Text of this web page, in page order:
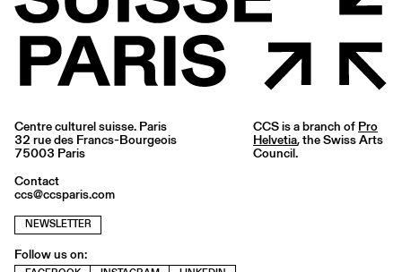
Centre culturel suisse. Paris
32 rue des Francs-Bourgeois
75003 Paris
Contact
ccs@ccsparis.com
NEWSLETTER
Follow us on:
CCS is a branch of Pro
Helvetia, the Swiss Arts
Council.